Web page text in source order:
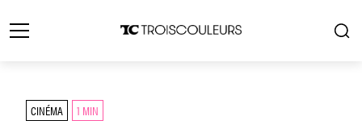
CINÉMA 1 MIN